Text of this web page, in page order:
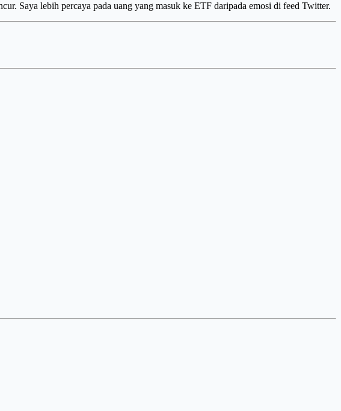
Saya lebih percaya pada uang yang masuk ke ETF daripada emosi di feed Twitter.